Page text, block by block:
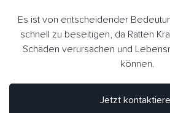
Es ist von entscheidender
schnell zu beseitigen, da Ratten
Schäden verursachen und
können.
Jetzt